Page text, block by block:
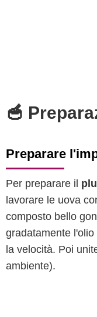
🥣
Preparare
Per preparare il
lavorare le uova
composto bello
gradatamente
la velocità. Poi
ambiente).